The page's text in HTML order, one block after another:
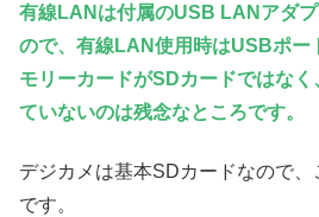
有線LANは付属のUSB LANアダ
ので、有線LAN使用時はUSBポー
モリーカードがSDカードではな
ていないのは残念なところです。
デジカメは基本SDカードなので
です。